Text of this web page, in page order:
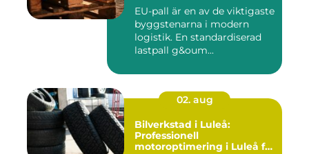
EU-pall är en av de viktigaste
byggstenarna i modern
logistik. En standardiserad
lastpall g&oum...
02. aug
Bilverkstad i Luleå:
Professionell
motoroptimering i Luleå för